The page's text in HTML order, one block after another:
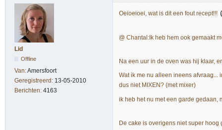
Lid
Offline
Van:Amersfoort
Geregistreerd: 13-05-2010
Berichten: 4163
Oeioeioei, wat is dit een fout recept!!!
@ Chantal:Ik heb hem ook gemaakt
Na een uur in de oven was hij klaar,
Wat ik me nu alleen ineens afvraag...
dus niet MIXEN? (met mixer)
ik heb het nu met een garde gedaan,
De cake is overigens niet super hoog